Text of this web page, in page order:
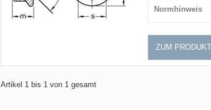
Normhinweis
ZUM PRODUKT
Artikel 1 bis 1 von 1 gesamt